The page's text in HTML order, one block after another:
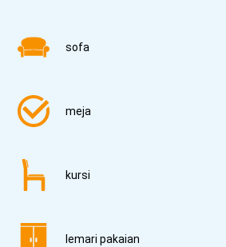
sofa
meja
kursi
lemari pakaian